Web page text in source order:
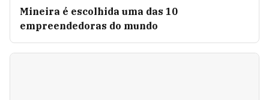
Mineira é escolhida uma das 10
empreendedoras do mundo